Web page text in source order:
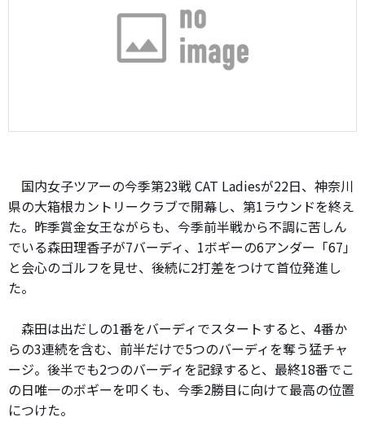
国内女子ツアーの今季第23戦 CAT Ladiesが22日、神奈川
県の大箱根カントリークラブで開幕し、第1ラウンドを終え
た。昨季賞金女王ながらも、今季前半戦から不調に苦しん
でいる森田理香子が7バーディ、1ボギーの6アンダー「67」
と会心のゴルフを見せ、後続に2打差をつけて首位発進し
た。
森田は出だしの1番をバーディでスタートすると、4番か
らの3連続を含む、前半だけで5つのバーディを奪う猛チャ
ージ。後半でも2つのバーディを記録すると、最終18番でこ
の日唯一のボギーを叩くも、今季2勝目に向けて最高の位置
につけた。